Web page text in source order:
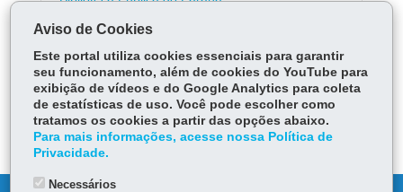
Biblioteca Pública do Paraná
ÓRGÃO RESPONSÁVEL
DEIXE SUA OPINIÃO
Aviso de Cookies
Este portal utiliza cookies essenciais para garantir
seu funcionamento, além de cookies do YouTube para
exibição de vídeos e do Google Analytics para coleta
de estatísticas de uso. Você pode escolher como
tratamos os cookies a partir das opções abaixo.
Para mais informações, acesse nossa Política de
Privacidade.
Necessários